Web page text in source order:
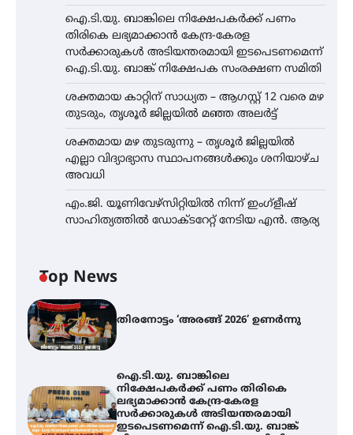
ഐ.ടി.യു. ബാങ്കിലെ നിക്ഷേപകർക്ക് പണം
തിരികെ ലഭ്യമാക്കാൻ കേന്ദ്ര-കേരള
സർക്കാരുകൾ അടിയന്തരമായി ഇടപെടണമെന്ന്
ഐ.ടി.യു. ബാങ്ക് നിക്ഷേപക സംരക്ഷണ സമിതി
ശക്തമായ കാറ്റിന് സാധ്യത – ആഗസ്റ്റ് 12 വരെ മഴ
തുടരും, തൃശൂർ ജില്ലയിൽ മഞ്ഞ അലർട്ട്
ശക്തമായ മഴ തുടരുന്നു – തൃശൂർ ജില്ലയിൽ
എല്ലാ വിദ്യാഭ്യാസ സ്ഥാപനങ്ങൾക്കും ശനിയാഴ്ച
അവധി
എം.ജി. യൂണിവേഴ്‌സിറ്റിയിൽ നിന്ന് ഇംഗ്ളീഷ്
സാഹിത്യത്തിൽ ഡോക്ടറേറ്റ് നേടിയ എൻ. ആര്യ
Top News
തിരനോട്ടം ‘അരങ്ങ് 2026’ ഉണർന്നു
ഐ.ടി.യു. ബാങ്കിലെ
നിക്ഷേപകർക്ക് പണം തിരികെ
ലഭ്യമാക്കാൻ കേന്ദ്ര-കേരള
സർക്കാരുകൾ അടിയന്തരമായി
ഇടപെടണമെന്ന് ഐ.ടി.യു. ബാങ്ക്